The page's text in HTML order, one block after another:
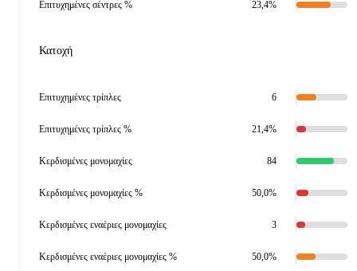
Επιτυχημένες σέντρες % 23,4%
Κατοχή
Επιτυχημένες τρίπλες 6
Επιτυχημένες τρίπλες % 21,4%
Κερδισμένες μονομαχίες 84
Κερδισμένες μονομαχίες % 50,0%
Κερδισμένες εναέριες μονομαχίες 3
Κερδισμένες εναέριες μονομαχίες % 50,0%